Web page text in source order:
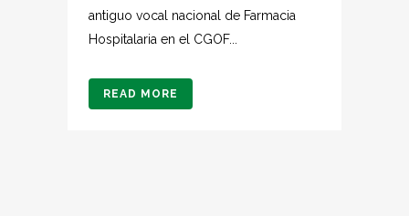
antiguo vocal nacional de Farmacia
Hospitalaria en el CGOF...
READ MORE